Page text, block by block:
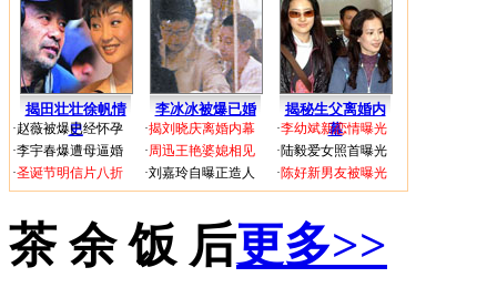
揭田壮壮徐帆情
史
李冰冰被爆已婚
揭秘生父离婚内
幕
·赵薇被爆已经怀孕
·李宇春爆遭母逼婚
·圣诞节明信片八折
·揭刘晓庆离婚内幕
·周迅王艳婆媳相见
·刘嘉玲自曝正造人
·李幼斌新恋情曝光
·陆毅爱女照首曝光
·陈好新男友被曝光
茶 余 饭 后更多>>